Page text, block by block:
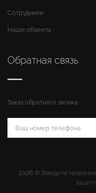
Сотрудники
Наши объекты
Обратная связь
Заказ обратного звонка
2026 © Введите